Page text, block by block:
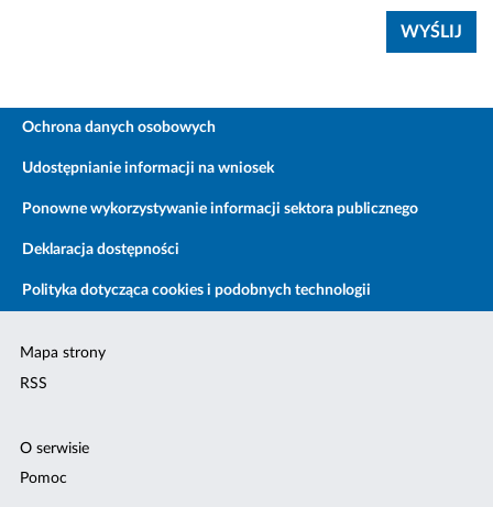
Ochrona danych osobowych
Udostępnianie informacji na wniosek
Ponowne wykorzystywanie informacji sektora publicznego
Deklaracja dostępności
Polityka dotycząca cookies i podobnych technologii
Mapa strony
RSS
O serwisie
Pomoc